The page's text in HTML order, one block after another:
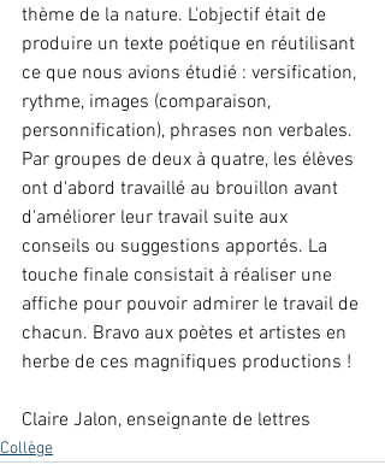
thème de la nature. L'objectif était de
produire un texte poétique en réutilisant
ce que nous avions étudié : versification,
rythme, images (comparaison,
personnification), phrases non verbales.
Par groupes de deux à quatre, les élèves
ont d'abord travaillé au brouillon avant
d'améliorer leur travail suite aux
conseils ou suggestions apportés. La
touche finale consistait à réaliser une
affiche pour pouvoir admirer le travail de
chacun. Bravo aux poètes et artistes en
herbe de ces magnifiques productions !
Claire Jalon, enseignante de lettres
Collège